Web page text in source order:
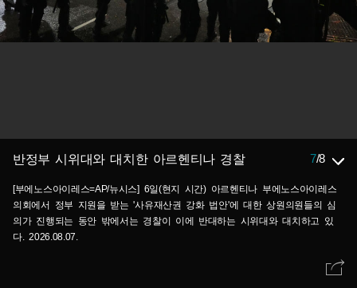
반정부 시위대와 대치한 아르헨티나 경찰 7/8
[부에노스아이레스=AP/뉴시스] 6일(현지 시간) 아르헨티나 부에노스아이레스
의회에서 정부 지원을 받는 '사유재산권 강화 법안'에 대한 상원의원들의 심
의가 진행되는 동안 밖에서는 경찰이 이에 반대하는 시위대와 대치하고 있
다. 2026.08.07.